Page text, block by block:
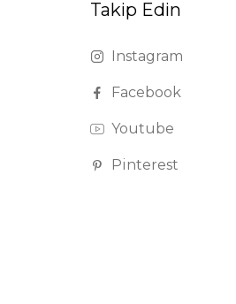
Takip Edin
Instagram
Facebook
Youtube
Pinterest